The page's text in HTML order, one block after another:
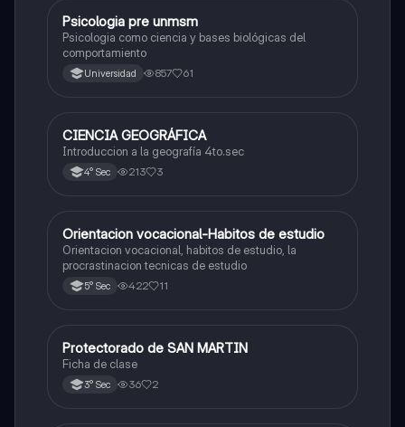
Ciencias Sociales
Psicologia pre unmsm
Psicologia como ciencia y bases biológicas del
comportamiento
Universidad 857 61
Ciencias Sociales
CIENCIA GEOGRÁFICA
Introduccion a la geografía 4to.sec
4° Sec 213 3
Ciencias Sociales
Orientacion vocacional-Habitos de estudio
Orientacion vocacional, habitos de estudio, la
procrastinacion tecnicas de estudio
5° Sec 422 11
Ciencias Sociales
Protectorado de SAN MARTIN
Ficha de clase
3° Sec 36 2